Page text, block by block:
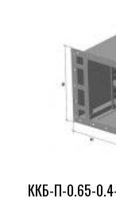
ККБ-П-0.65-